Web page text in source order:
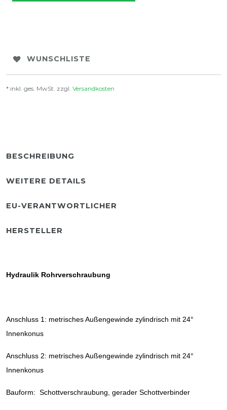
WUNSCHLISTE
* inkl. ges. MwSt. zzgl. Versandkosten
BESCHREIBUNG
WEITERE DETAILS
EU-VERANTWORTLICHER
HERSTELLER
Hydraulik Rohrverschraubung
Anschluss 1: metrisches Außengewinde zylindrisch mit 24°
Innenkonus
Anschluss 2: metrisches Außengewinde zylindrisch mit 24°
Innenkonus
Bauform: Schottverschraubung, gerader Schottverbinder